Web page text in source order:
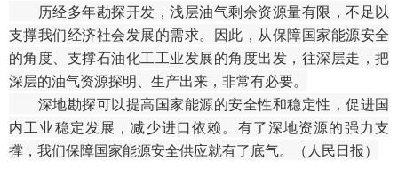
历经多年勘探开发，浅层油气剩余资源量有限，不足以
支撑我们经济社会发展的需求。因此，从保障国家能源安全
的角度、支撑石油化工工业发展的角度出发，往深层走，把
深层的油气资源探明、生产出来，非常有必要。
深地勘探可以提高国家能源的安全性和稳定性，促进国
内工业稳定发展，减少进口依赖。有了深地资源的强力支
撑，我们保障国家能源安全供应就有了底气。（人民日报）